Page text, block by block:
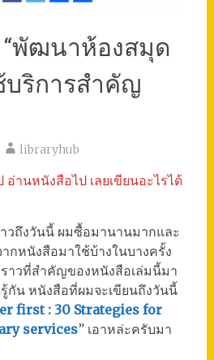
พัฒนาห้องสมุด
บริการสำคัญ
libraryhub
อ่านหนังสือไป เลยเขียนอะไรได้
วถึงวันนี้ ผมซื้อมานานมากและ
กหนังสือมาใช้บ้างในบางครั้ง
ราวที่สำคัญของหนังสือเล่มนี้มา
กัน หนังสือที่ผมจะเขียนถึงวันนี้
first : 30 Strategies for
services” เอาหล่ะครับมา